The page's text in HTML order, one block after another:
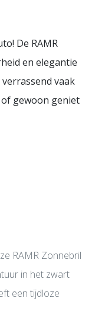
De RAMR
en elegantie
vaak
gewoon geniet
RAMR Zonnebril
in het zwart
een tijdloze